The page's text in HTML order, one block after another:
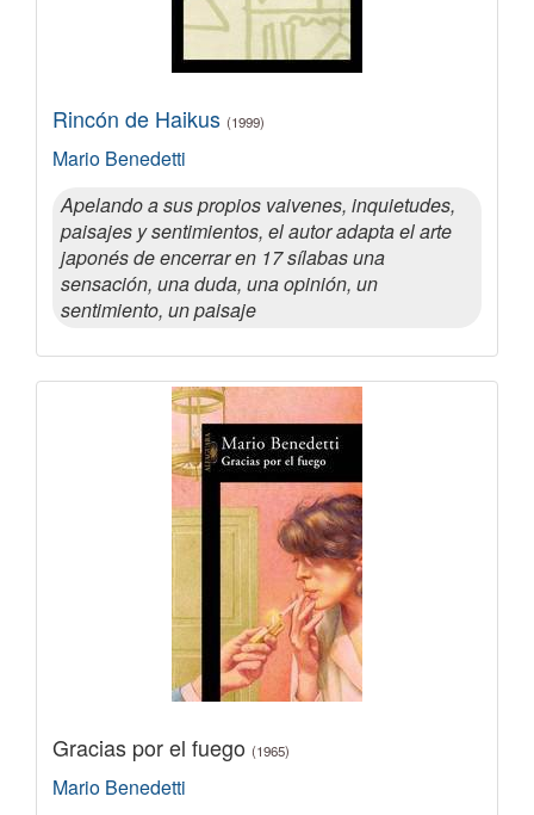
Rincón de Haikus (1999)
Mario Benedetti
Apelando a sus propios vaivenes, inquietudes,
paisajes y sentimientos, el autor adapta el arte
japonés de encerrar en 17 sílabas una
sensación, una duda, una opinión, un
sentimiento, un paisaje
Gracias por el fuego (1965)
Mario Benedetti